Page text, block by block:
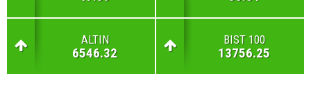
ALTIN
6546.32
BIST 100
13756.25